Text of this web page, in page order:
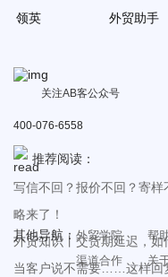
领英
外贸助手
关注AB客公众号
400-076-6558
推荐阅读：
写信不回？报价不回？寄
略来了！
外贸知识丨交货期延迟，
当客户说不需要……这样回
其他导航： 外贸学院 帮
渠道合作
关